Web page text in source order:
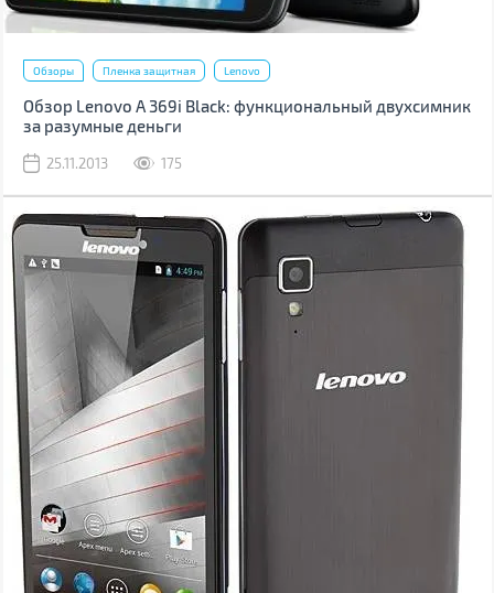
Обзоры Пленка защитная Lenovo
Обзор Lenovo A 369i Black: функциональный двухсимник
за разумные деньги
25.11.2013 175